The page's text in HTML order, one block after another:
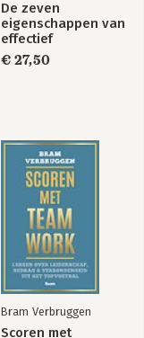
De zeven
eigenschappen van
effectief
leiderschap
€ 27,50
Bram Verbruggen
Scoren met